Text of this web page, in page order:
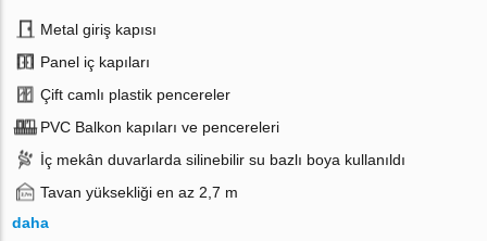
Metal giriş kapısı
Panel iç kapıları
Çift camlı plastik pencereler
PVC Balkon kapıları ve pencereleri
İç mekân duvarlarda silinebilir su bazlı boya kullanıldı
Tavan yüksekliği en az 2,7 m
daha